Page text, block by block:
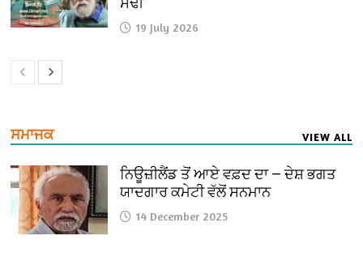
19 July 2026
ਸਮਾਜਕ VIEW ALL
ਨਿਊਜ਼ੀਲੈਂਡ ਤੋਂ ਆਏ ਵਫ਼ਦ ਦਾ — ਦੇਸ਼ ਭਗਤ
ਯਾਦਗਾਰ ਕਮੇਟੀ ਵੱਲੋਂ ਸਨਮਾਨ
14 December 2025